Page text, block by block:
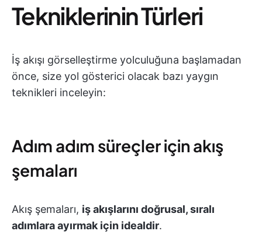
Tekniklerinin Türleri
İş akışı görselleştirme yolculuğuna başlamadan
önce, size yol gösterici olacak bazı yaygın
teknikleri inceleyin:
Adım adım süreçler için akış
şemaları
Akış şemaları, iş akışlarını doğrusal, sıralı
adımlara ayırmak için idealdir.